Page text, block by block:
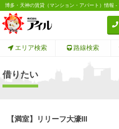
博多・天神の賃貸（マンション・アパート）情報 -
エリア検索 路線検索
借りたい
【満室】リリーフ大濠III